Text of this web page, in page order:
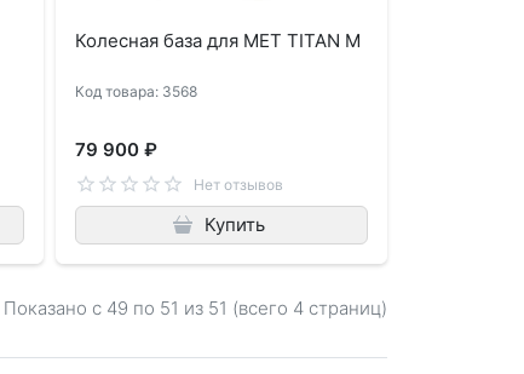
Колесная база для MET TITAN M
Код товара: 3568
79 900 ₽
Нет отзывов
Купить
Показано с 49 по 51 из 51 (всего 4 страниц)